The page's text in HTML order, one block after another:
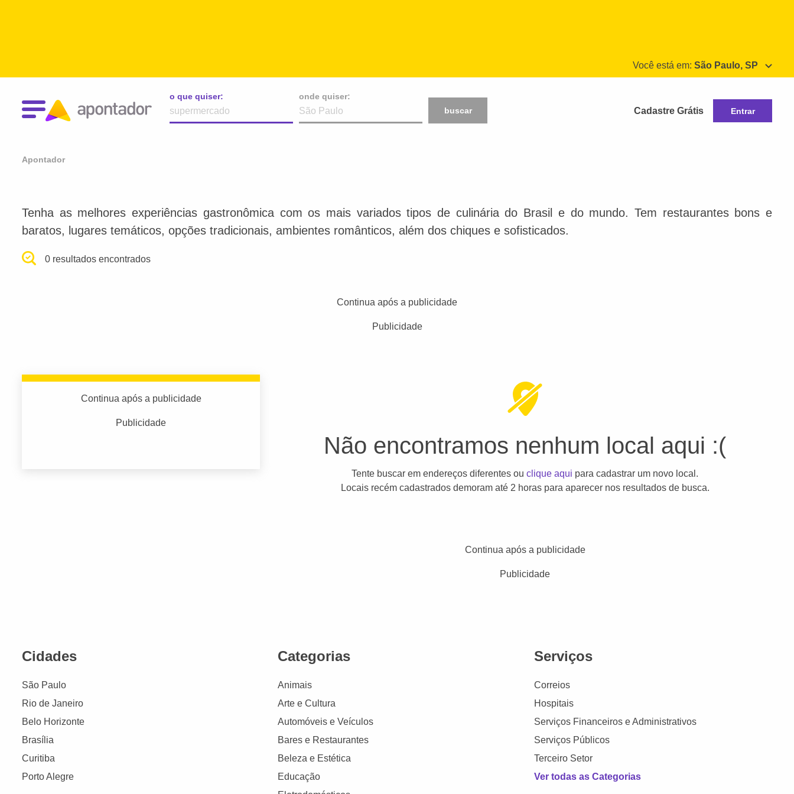
Você está em: São Paulo, SP
o que quiser:
onde quiser:
buscar
Cadastre Grátis Entrar
Apontador
Tenha as melhores experiências gastronômica com os mais variados tipos de culinária do Brasil e do mundo. Tem restaurantes bons e
baratos, lugares temáticos, opções tradicionais, ambientes românticos, além dos chiques e sofisticados.
0 resultados encontrados
Continua após a publicidade
Publicidade
Continua após a publicidade
Publicidade
Não encontramos nenhum local aqui :(
Tente buscar em endereços diferentes ouclique aqui para cadastrar um novo local.
Locais recém cadastrados demoram até 2 horas para aparecer nos resultados de busca.
Continua após a publicidade
Publicidade
Cidades
São Paulo
Rio de Janeiro
Belo Horizonte
Brasília
Curitiba
Porto Alegre
Categorias
Animais
Arte e Cultura
Automóveis e Veículos
Bares e Restaurantes
Beleza e Estética
Educação
Serviços
Correios
Hospitais
Serviços Financeiros e Administrativos
Serviços Públicos
Terceiro Setor
Ver todas as Categorias